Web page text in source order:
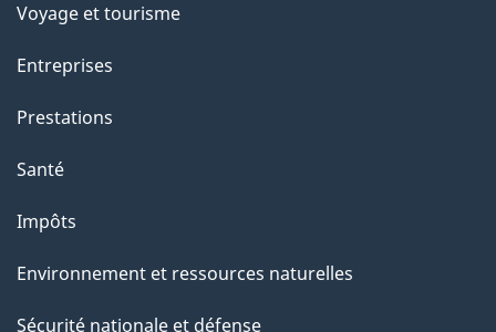
Voyage et tourisme
Entreprises
Prestations
Santé
Impôts
Environnement et ressources naturelles
Sécurité nationale et défense